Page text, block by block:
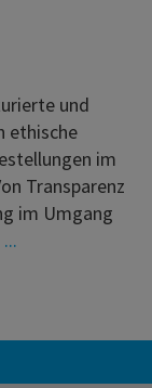
und
ethische
im
Transparenz
im Umgang
...